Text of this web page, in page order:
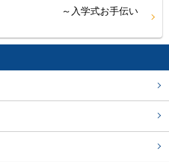
～入学式お手伝い